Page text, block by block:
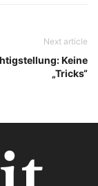
Next article
Keine
„Tricks“